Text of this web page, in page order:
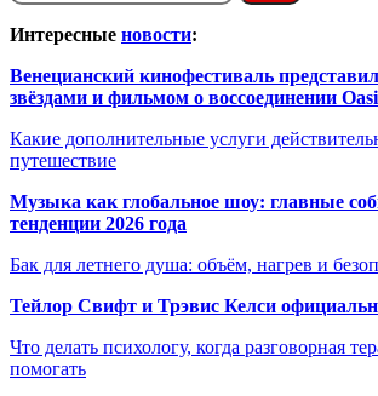
Интересные новости:
Венецианский кинофестиваль
звёздами и фильмом о воссоединении
Какие дополнительные услуги
путешествие
Музыка как глобальное шоу: главные
тенденции 2026 года
Бак для летнего душа: объём, нагрев и
Тейлор Свифт и Трэвис Келси
Что делать психологу, когда разговорная
помогать